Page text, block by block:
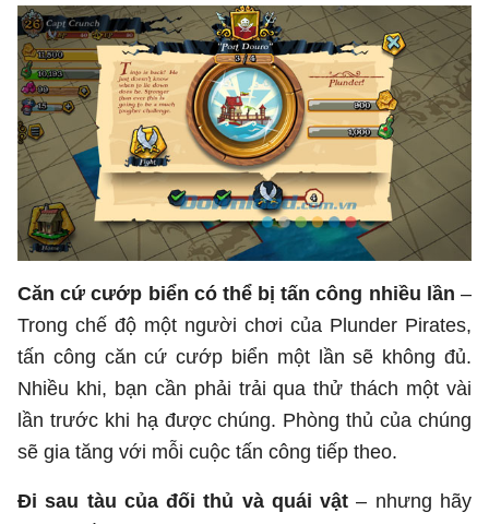
Căn cứ cướp biển có thể bị tấn công nhiều lần –
Trong chế độ một người chơi của Plunder Pirates,
tấn công căn cứ cướp biển một lần sẽ không đủ.
Nhiều khi, bạn cần phải trải qua thử thách một vài
lần trước khi hạ được chúng. Phòng thủ của chúng
sẽ gia tăng với mỗi cuộc tấn công tiếp theo.
Đi sau tàu của đối thủ và quái vật – nhưng hãy